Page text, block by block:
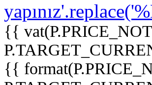
{{
{{